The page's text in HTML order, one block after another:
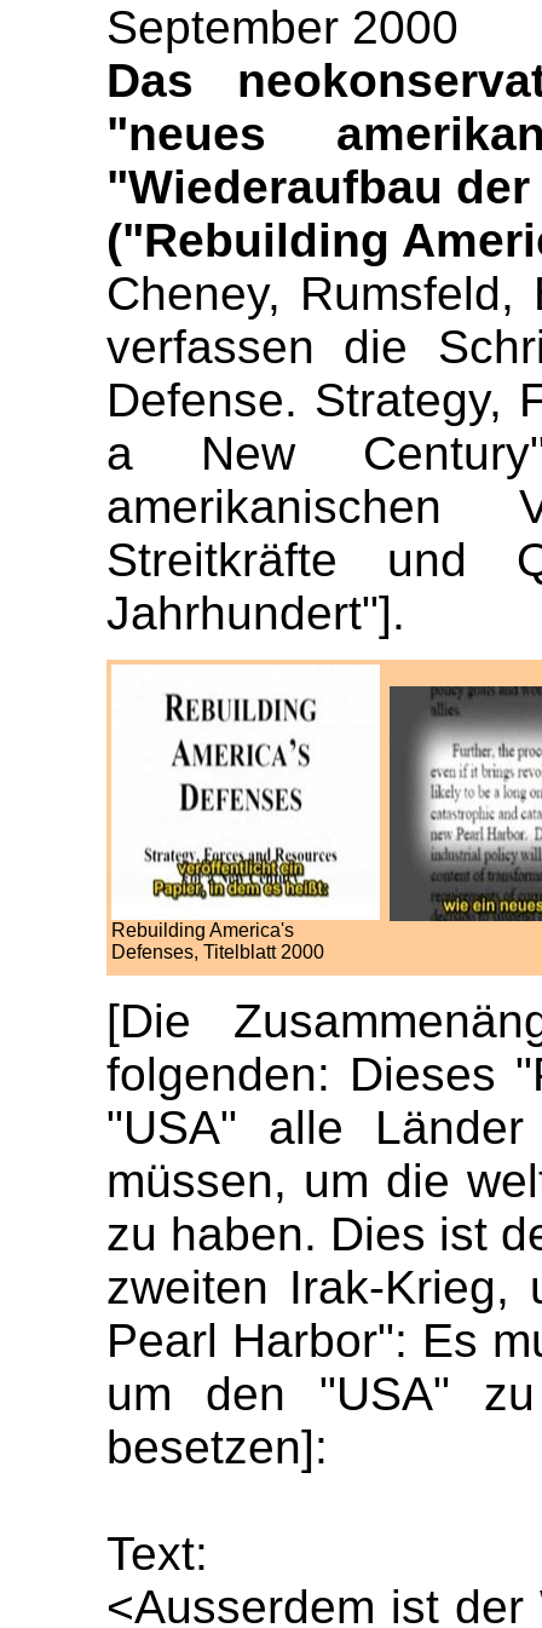
September 2000
Das
"neues
"Wiederaufbau
("Rebuilding
Cheney,
verfassen die
Defense. Strategy,
a New
amerikanischen
Streitkräfte und
Jahrhundert"].
Rebuilding America's
Defenses, Titelblatt 2000
[Die
folgenden: Dieses
"USA" alle
müssen, um die
zu haben. Dies ist
zweiten Irak-Krieg,
Pearl Harbor": Es
um den "USA"
besetzen]:
Text:
<Ausserdem ist